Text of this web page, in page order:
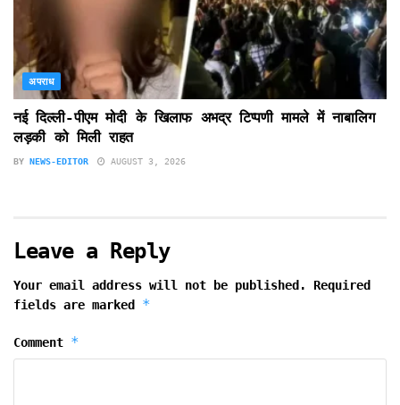
अपराध
नई दिल्ली-पीएम मोदी के खिलाफ अभद्र टिप्पणी मामले में नाबालिग
लड़की को मिली राहत
BY NEWS-EDITOR AUGUST 3, 2026
Leave a Reply
Your email address will not be published.
Required
fields are marked *
Comment *